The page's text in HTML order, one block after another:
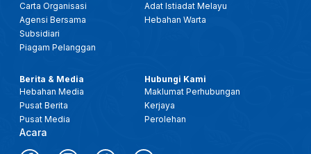
Carta Organisasi
Agensi Bersama
Subsidiari
Piagam Pelanggan
Adat Istiadat Melayu
Hebahan Warta
Berita & Media
Hebahan Media
Pusat Berita
Pusat Media
Acara
Hubungi Kami
Maklumat Perhubungan
Kerjaya
Perolehan